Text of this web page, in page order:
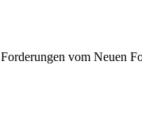
vom Neuen